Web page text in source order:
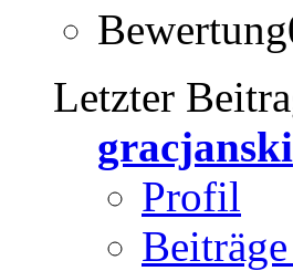
Letzter
gracjanski
Profil